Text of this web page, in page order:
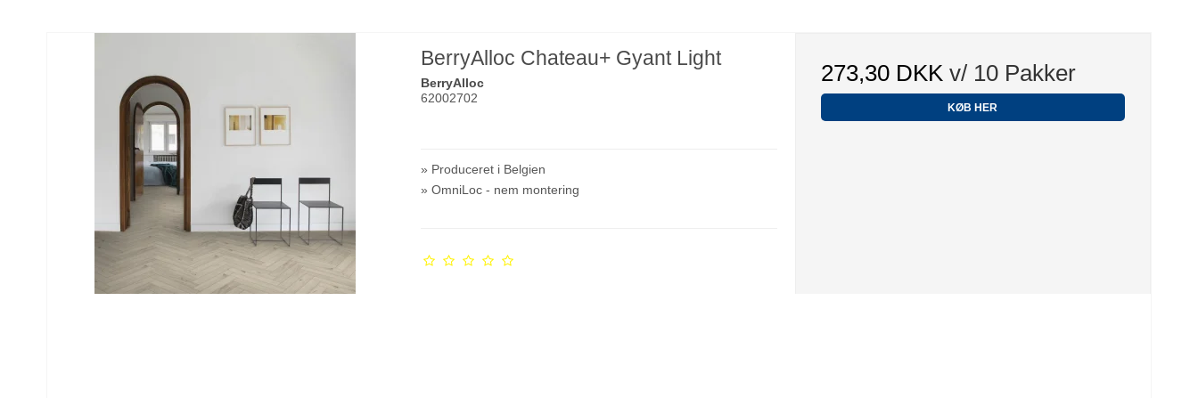
BerryAlloc Chateau+ Gyant Light
BerryAlloc
62002702
» Produceret i Belgien
» OmniLoc - nem montering
273,30 DKKv/ 10 Pakker
KØB HER